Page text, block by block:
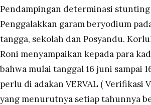
Pendampingan determinasi stunting
Penggalakkan garam beryodium
tangga, sekolah dan Posyandu.
Roni menyampaikan kepada para
bahwa mulai tanggal 16 juni sampai
perlu di adakan VERVAL ( Verifikasi
yang menurutnya setiap tahunnya